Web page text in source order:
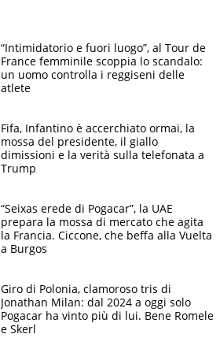
“Intimidatorio e fuori luogo”, al Tour de
France femminile scoppia lo scandalo:
un uomo controlla i reggiseni delle
atlete
Fifa, Infantino è accerchiato ormai, la
mossa del presidente, il giallo
dimissioni e la verità sulla telefonata a
Trump
“Seixas erede di Pogacar”, la UAE
prepara la mossa di mercato che agita
la Francia. Ciccone, che beffa alla Vuelta
a Burgos
Giro di Polonia, clamoroso tris di
Jonathan Milan: dal 2024 a oggi solo
Pogacar ha vinto più di lui. Bene Romele
e Skerl